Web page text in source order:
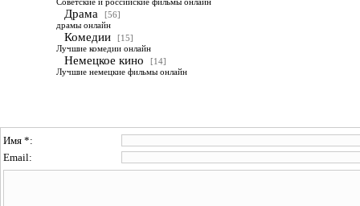
Советские и российские фильмы онлайн
Драма
[56]
драмы онлайн
Комедии
[15]
Лучшие комедии онлайн
Немецкое кино
[14]
Лучшие немецкие фильмы онлайн
Имя *:
Email: